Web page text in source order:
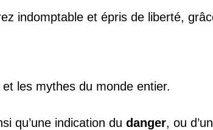
indomptable et épris de liberté,
les mythes du monde entier.
qu’une indication du danger, ou